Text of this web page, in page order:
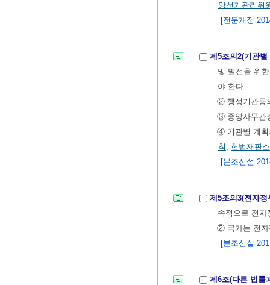
앙선거관리위
[전문개정
제5조의2(기관
및 발전을 위
야 한다.
② 행정기관등
③ 중앙사무관
④ 기관별 계획
칙
헌법재판
[본조신설
제5조의3(전자
속적으로 전
② 국가는 전자
[본조신설
제6조(다른 법률